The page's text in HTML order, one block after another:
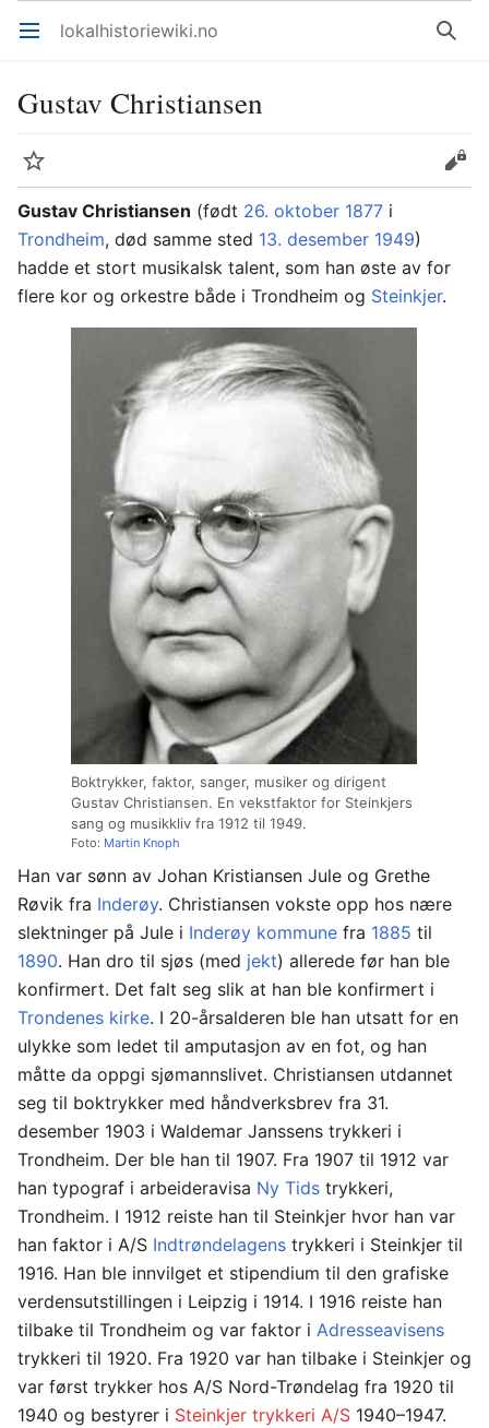
Åpne hovedmenyen lokalhistoriewiki.no Søk
Gustav Christiansen
Overvåk
Rediger
Gustav Christiansen (født 26. oktober 1877 i
Trondheim, død samme sted 13. desember 1949)
hadde et stort musikalsk talent, som han øste av for
flere kor og orkestre både i Trondheim og Steinkjer.
Boktrykker, faktor, sanger, musiker og dirigent
Gustav Christiansen. En vekstfaktor for Steinkjers
sang og musikkliv fra 1912 til 1949.
Foto: Martin Knoph
Han var sønn av Johan Kristiansen Jule og Grethe
Røvik fra Inderøy. Christiansen vokste opp hos nære
slektninger på Jule i Inderøy kommune fra 1885 til
1890. Han dro til sjøs (med jekt) allerede før han ble
konfirmert. Det falt seg slik at han ble konfirmert i
Trondenes kirke. I 20-årsalderen ble han utsatt for en
ulykke som ledet til amputasjon av en fot, og han
måtte da oppgi sjømannslivet. Christiansen utdannet
seg til boktrykker med håndverksbrev fra 31.
desember 1903 i Waldemar Janssens trykkeri i
Trondheim. Der ble han til 1907. Fra 1907 til 1912 var
han typograf i arbeideravisa Ny Tids trykkeri,
Trondheim. I 1912 reiste han til Steinkjer hvor han var
han faktor i A/S Indtrøndelagens trykkeri i Steinkjer til
1916. Han ble innvilget et stipendium til den grafiske
verdensutstillingen i Leipzig i 1914. I 1916 reiste han
tilbake til Trondheim og var faktor i Adresseavisens
trykkeri til 1920. Fra 1920 var han tilbake i Steinkjer og
var først trykker hos A/S Nord-Trøndelag fra 1920 til
1940 og bestyrer i Steinkjer trykkeri A/S 1940–1947.